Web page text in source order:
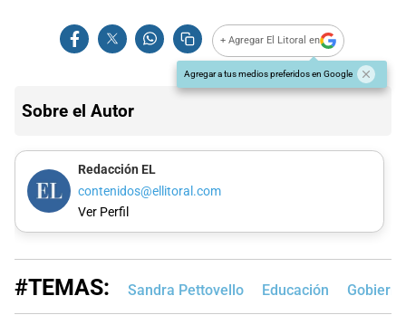
+ Agregar El Litoral en
Agregar a tus medios preferidos en Google
Sobre el Autor
Redacción EL
contenidos@ellitoral.com
Ver Perfil
#TEMAS: Sandra Pettovello Educación